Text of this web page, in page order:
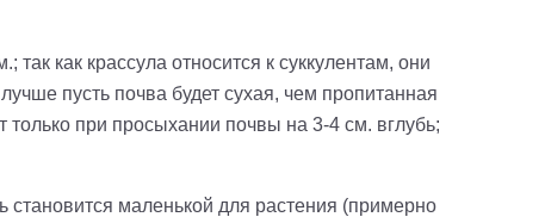
как крассула относится к суккулентам, они
пусть почва будет сухая, чем пропитанная
при просыхании почвы на 3-4 см. вглубь;
становится маленькой для растения (примерно